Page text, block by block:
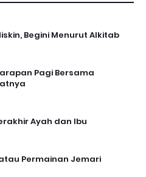
Begini Menurut Alkitab
Pagi Bersama
Ayah dan Ibu
Permainan Jemari